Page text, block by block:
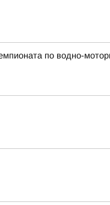
по водно-